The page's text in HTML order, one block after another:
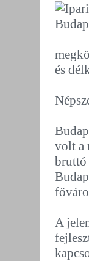
és
volt a
bruttó
A